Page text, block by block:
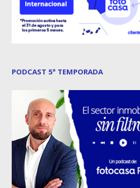
PODCAST 5ª TEMPORADA